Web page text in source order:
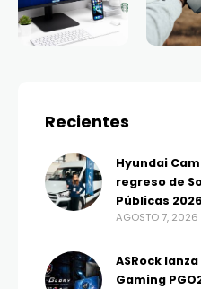
Recientes
Hyundai
regreso de
Públicas 2026
AGOSTO 7, 2026
ASRock
Gaming